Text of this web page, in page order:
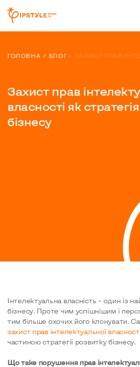
ГОЛОВНА БЛОГ
Захист прав
власності як
бізнесу
Інтелектуальна власність – один із
бізнесу. Проте чим успішнішим і
тим більше охочих його клонувати.
захист прав інтелектуальної
частиною стратегії розвитку бізнесу.
Що таке порушення прав